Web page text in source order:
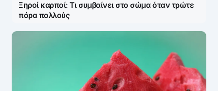
Ξηροί καρποί: Τι συμβαίνει στο σώμα όταν τρώτε
πάρα πολλούς